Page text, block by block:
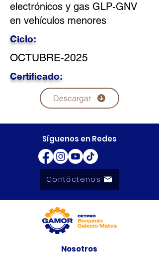
electrónicos y gas GLP-GNV
en vehículos menores
Ciclo:
OCTUBRE-2025
Certificado:
Descargar
Síguenos en Redes
Contáctenos
Nosotros